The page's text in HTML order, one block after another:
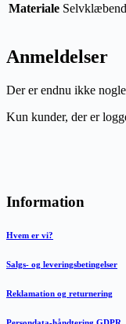
Materiale
Anmeldelser
Der er endnu ikke
Kun kunder, der er
Information
Hvem er vi?
Salgs- og leveringsbetingelser
Reklamation og returnering